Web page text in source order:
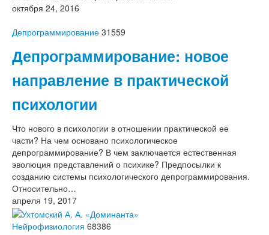
октября 24, 2016
Депрограммирование 31559
Депрограммирование: новое
направление в практической
психологии
Что нового в психологии в отношении практической ее
части? На чем основано психологическое
депрограммирование? В чем заключается естественная
эволюция представлений о психике? Предпосылки к
созданию системы психологического депрограммирования.
Относительно…
апреля 19, 2017
Нейрофизиология 68386